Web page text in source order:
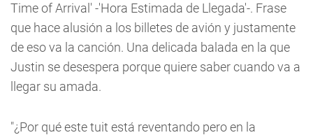
Time of Arrival' -'Hora Estimada de Llegada'-. Frase
que hace alusión a los billetes de avión y justamente
de eso va la canción. Una delicada balada en la que
Justin se desespera porque quiere saber cuando va a
llegar su amada.
"¿Por qué este tuit está reventando pero en la